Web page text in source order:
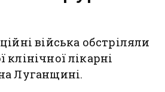
війська обстріляли
лікарні
Луганщині.